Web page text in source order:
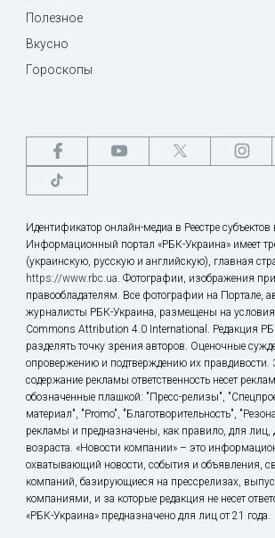
Полезное
Вкусно
Гороскопы
Идентификатор онлайн-медиа в Реестре
Информационный портал «РБК-Украина» имеет
(украинскую, русскую и английскую), главная
https://www.rbc.ua. Фотографии, изображения
правообладателям. Все фотографии на Портале,
журналисты РБК-Украина, размещены на
Commons Attribution 4.0 International. Редакция
разделять точку зрения авторов. Оценочные
опровержению и подтверждению их правдивости.
содержание рекламы ответственность несет
обозначенные плашкой: "Пресс-релизы",
материал", "Promo", "Благотворительность",
рекламы и предназначены, как правило, для лиц,
возраста. «Новости компании» – это
охватывающий новости, события и объявления,
компаний, базирующиеся на прессрелизах,
компаниями, и за которые редакция не несет
«РБК-Украина» предназначено для лиц от 21 года.